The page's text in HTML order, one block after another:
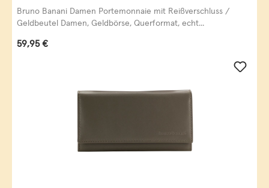
Querformat, echt Leder, black/white/red
Bruno Banani Damen Portemonnaie mit Reißverschluss /
Geldbeutel Damen, Geldbörse, Querformat, echt...
Regulärer Preis:
59,95 €